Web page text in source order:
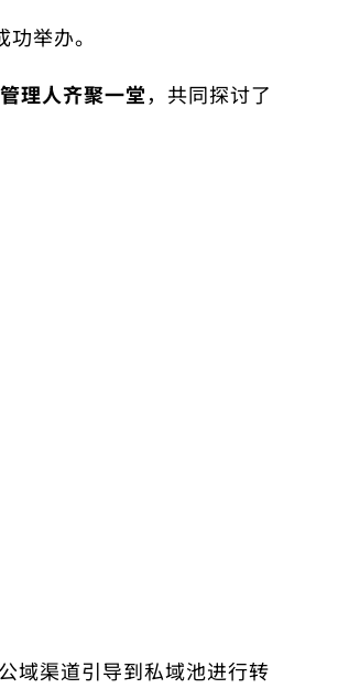
举办。
理人齐聚一堂，共同探讨了
域渠道引导到私域池进行转